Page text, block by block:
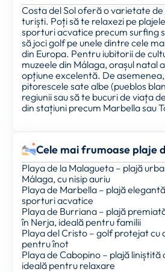
Costa del Sol oferă o varietate
turiști. Poți să te relaxezi pe
sporturi acvatice precum surfing
să joci golf pe unele dintre cele
din Europa. Pentru iubitorii de
muzeele din Málaga, orașul natal
opțiune excelentă. De
pitorescele sate albe (pueblos
regiunii sau să te bucuri de viața
din stațiuni precum Marbella sau
Cele mai frumoase plaje
Playa de la Malagueta – plajă
Málaga, cu nisip auriu
Playa de Marbella – plajă
sporturi acvatice
Playa de Burriana – plajă
în Nerja, ideală pentru familii
Playa del Cristo – golf protejat
pentru înot
Playa de Cabopino – plajă liniștită
ideală pentru relaxare